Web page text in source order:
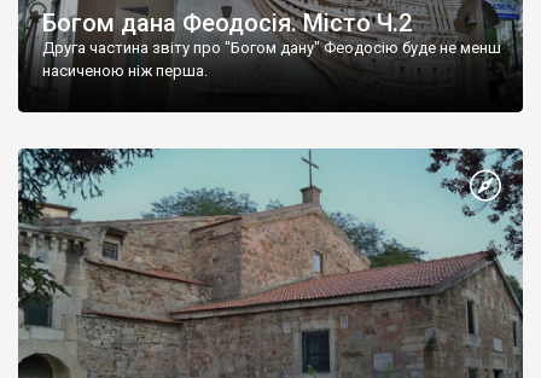
Богом дана Феодосія. Місто Ч.2
Друга частина звіту про "Богом дану" Феодосію буде не менш
насиченою ніж перша.